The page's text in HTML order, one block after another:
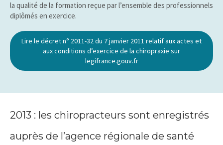
la qualité de la formation reçue par l’ensemble des professionnels
diplômés en exercice.
Lire le décret n° 2011-32 du 7 janvier 2011 relatif aux actes et
aux conditions d’exercice de la chiropraxie sur
legifrance.gouv.fr
2013 : les chiropracteurs sont enregistrés
auprès de l’agence régionale de santé